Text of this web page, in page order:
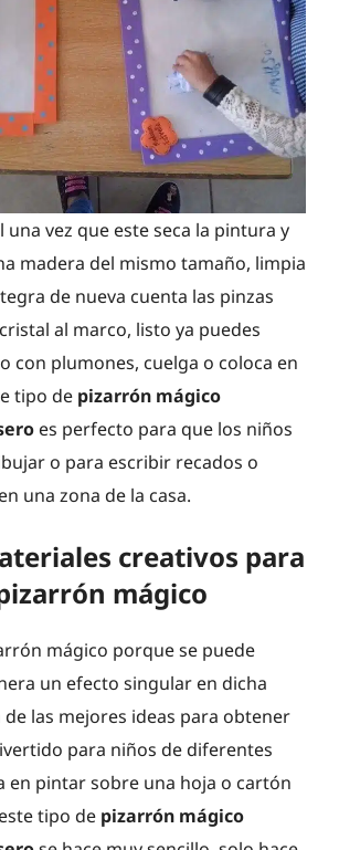
una vez que este seca la pintura y
madera del mismo tamaño, limpia
de nueva cuenta las pinzas
al marco, listo ya puedes
con plumones, cuelga o coloca en
tipo de pizarrón mágico
es perfecto para que los niños
o para escribir recados o
una zona de la casa.
creativos para
mágico
mágico porque se puede
un efecto singular en dicha
las mejores ideas para obtener
para niños de diferentes
en pintar sobre una hoja o cartón
tipo de pizarrón mágico